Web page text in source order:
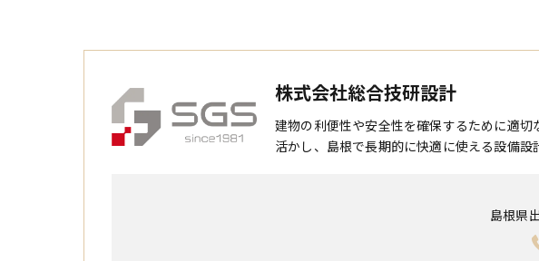
株式会社総合技研設計
建物の利便性や安全性を確保するために適
活かし、島根で長期的に快適に使える設備設
島根県